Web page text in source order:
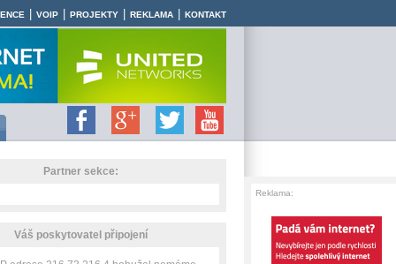
VOIP PROJEKTY REKLAMA KONTAKT
Partner sekce:
Váš poskytovatel připojení
Reklama: